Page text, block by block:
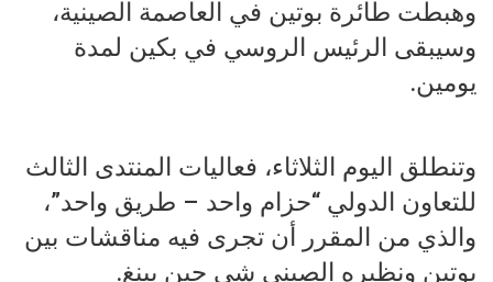
وهبطت طائرة بوتين في العاصمة الصينية،
وسيبقى الرئيس الروسي في بكين لمدة
يومين.
وتنطلق اليوم الثلاثاء، فعاليات المنتدى الثالث
للتعاون الدولي “حزام واحد – طريق واحد”،
والذي من المقرر أن تجرى فيه مناقشات بين
بوتين ونظيره الصيني شي جين بينغ.